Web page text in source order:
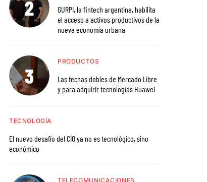
GURPI, la fintech argentina, habilita
el acceso a activos productivos de la
nueva economía urbana
PRODUCTOS
Las fechas dobles de Mercado Libre
y para adquirir tecnologías Huawei
TECNOLOGÍA
El nuevo desafío del CIO ya no es tecnológico, sino
económico
TELECOMUNICACIONES